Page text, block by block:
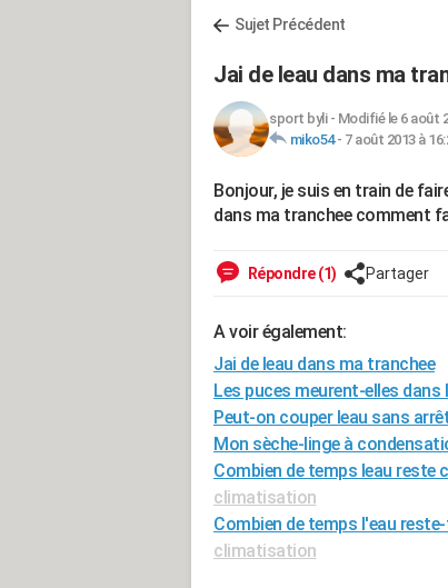
Sujet Précédent
Jai de leau dans ma
sport byli- Modifié le 6 août
miko54- 7 août 2013 à
Bonjour, je suis en train de
dans ma tranchee comment
Répondre (1) Partager
A voir également:
Jai de leau dans ma tranchee
Les puces meurent-elles dans
Peut-on couper leau sans
Mon sèche-linge à
Combien de temps leau reste
climatisation
Combien de temps l'eau
climatisation